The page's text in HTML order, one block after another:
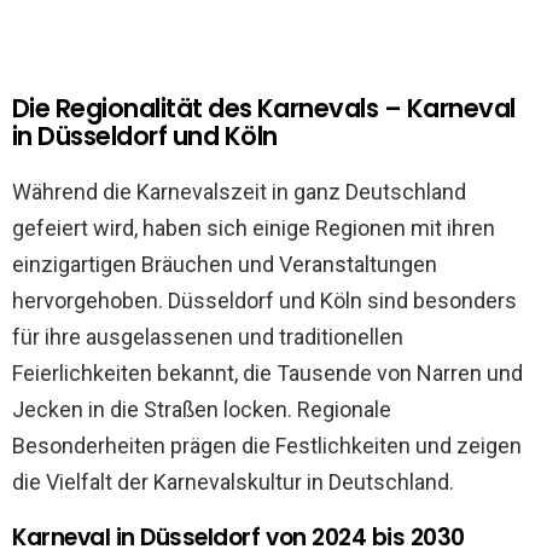
Die Regionalität des Karnevals – Karneval
in Düsseldorf und Köln
Während die Karnevalszeit in ganz Deutschland
gefeiert wird, haben sich einige Regionen mit ihren
einzigartigen Bräuchen und Veranstaltungen
hervorgehoben. Düsseldorf und Köln sind besonders
für ihre ausgelassenen und traditionellen
Feierlichkeiten bekannt, die Tausende von Narren und
Jecken in die Straßen locken. Regionale
Besonderheiten prägen die Festlichkeiten und zeigen
die Vielfalt der Karnevalskultur in Deutschland.
Karneval in Düsseldorf von 2024 bis 2030